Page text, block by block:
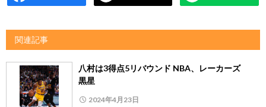
関連記事
八村は3得点5リバウンド NBA、レーカーズ
黒星
2024年4月23日